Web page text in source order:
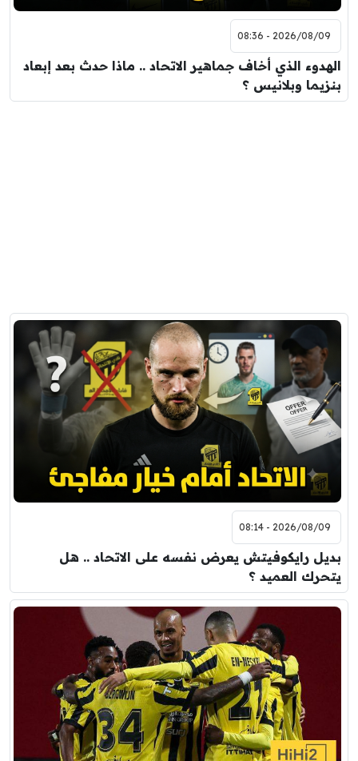
2026/08/09 - 08:36
الهدوء الذي أخاف جماهير الاتحاد .. ماذا حدث بعد إبعاد
بنزيما وبلانيس ؟
2026/08/09 - 08:14
بديل رايكوفيتش يعرض نفسه على الاتحاد .. هل
يتحرك العميد ؟